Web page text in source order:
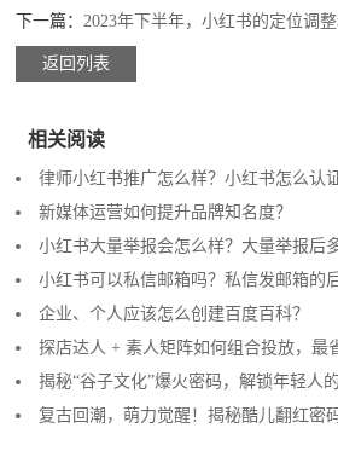
下一篇： 2023年下半年，小红书的定位调
返回列表
相关阅读
律师小红书推广怎么样？小红书怎么认
新媒体运营如何提升品牌知名度？
小红书大量举报会怎么样？大量举报后
小红书可以私信邮箱吗？私信发邮箱的
企业、个人应该怎么创建百度百科？
探店达人 + 素人矩阵如何组合投放，最
揭秘“谷子文化”爆火密码，解锁年轻人
复古回潮，萌力觉醒！揭秘酷儿翻红密码